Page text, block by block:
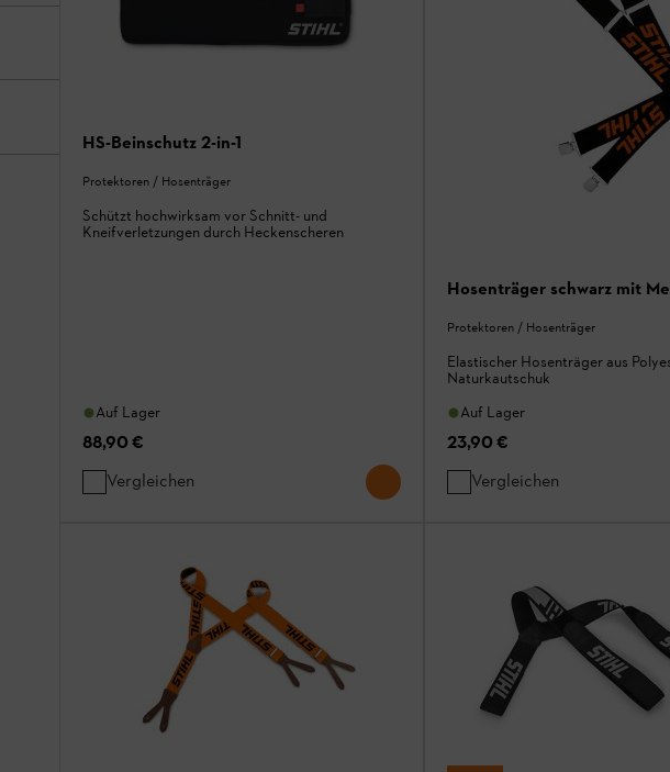
HS-Beinschutz 2-in-1
Protektoren / Hosenträger
Schützt hochwirksam vor Schnitt- und
Kneifverletzungen durch Heckenscheren
Auf Lager
88,90 €
Vergleichen
Hosenträger schwarz mit
Protektoren / Hosenträger
Elastischer Hosenträger aus
Naturkautschuk
Auf Lager
23,90 €
Vergleichen